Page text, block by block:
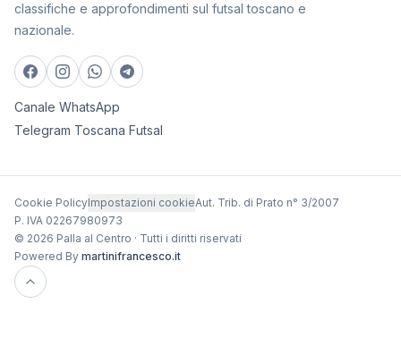
classifiche e approfondimenti sul futsal toscano e
nazionale.
Canale WhatsApp
Telegram Toscana Futsal
Cookie PolicyImpostazioni cookieAut. Trib. di Prato n° 3/2007
P. IVA 02267980973
© 2026 Palla al Centro · Tutti i diritti riservati
Powered By martinifrancesco.it